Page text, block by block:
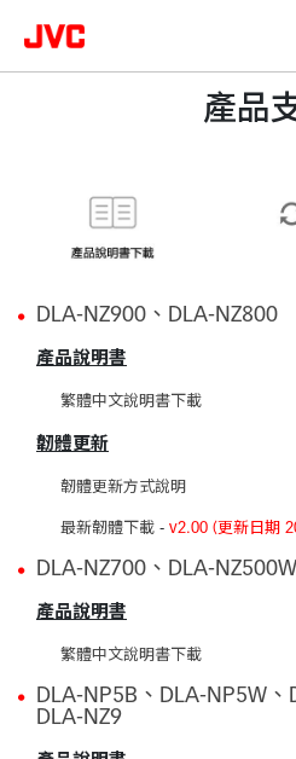
產品
DLA-NZ900、DLA-NZ800
產品說明書
繁體中文說明書下載
韌體更新
韌體更新方式說明
最新韌體下載 - v2.00 (更新日期
DLA-NZ700、DLA-
產品說明書
繁體中文說明書下載
DLA-NP5B、DLA-NP5W、
DLA-NZ9